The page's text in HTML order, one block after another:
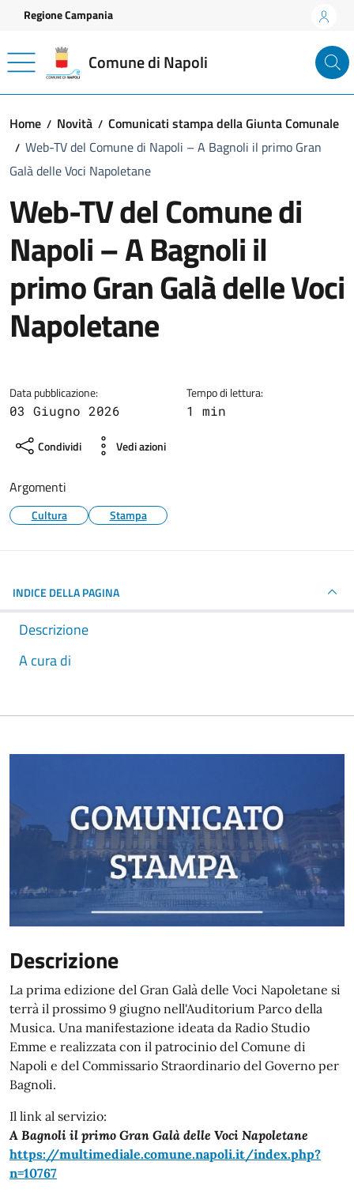
Vai ai contenuti
Vai al footer
Regione Campania
Comune di Napoli
Home Novità
Comunicati stampa della Giunta Comunale
Web-TV del Comune di Napoli – A Bagnoli il primo Gran
Galà delle Voci Napoletane
Web-TV del Comune di
Napoli – A Bagnoli il
primo Gran Galà delle Voci
Napoletane
Data pubblicazione:
03 Giugno 2026
Tempo di lettura:
1 min
Condividi Vedi azioni
Argomenti
Cultura Stampa
INDICE DELLA PAGINA
Descrizione
A cura di
Descrizione
La prima edizione del Gran Galà delle Voci Napoletane si
terrà il prossimo 9 giugno nell'Auditorium Parco della
Musica. Una manifestazione ideata da Radio Studio
Emme e realizzata con il patrocinio del Comune di
Napoli e del Commissario Straordinario del Governo per
Bagnoli.
Il link al servizio:
A Bagnoli il primo Gran Galà delle Voci Napoletane
https://multimediale.comune.napoli.it/index.php?
n=10767